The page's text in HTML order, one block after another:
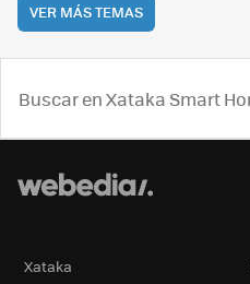
VER MÁS TEMAS
Xataka